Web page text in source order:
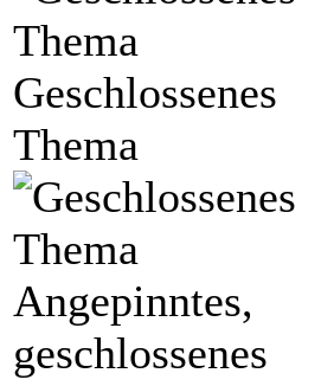
Geschlossenes
Thema
Angepinntes,
geschlossenes